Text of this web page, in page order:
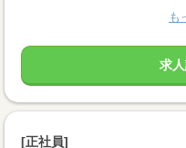
も
求
[正社員]